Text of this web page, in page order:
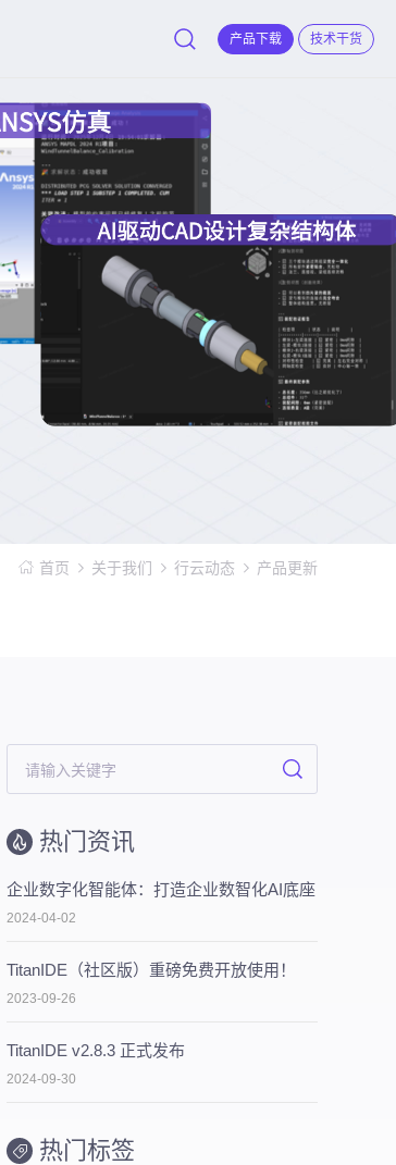
产品下载 技术干货
首页 关于我们 行云动态 产品更新
热门资讯
企业数字化智能体：打造企业数智化AI底座
2024-04-02
TitanIDE（社区版）重磅免费开放使用！
2023-09-26
TitanIDE v2.8.3 正式发布
2024-09-30
热门标签